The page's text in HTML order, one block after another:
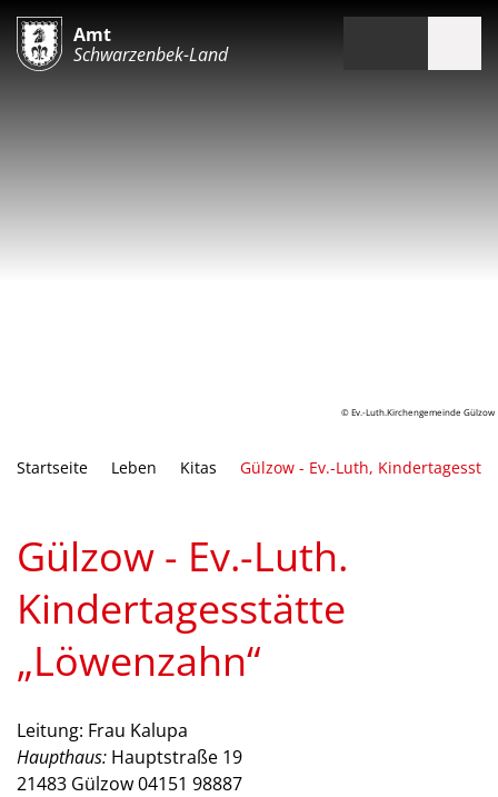
Amt
Schwarzenbek-Land
© Ev.-Luth.Kirchengemeinde Gülzow
Startseite Leben Kitas Gülzow - Ev.-Luth,
Gülzow - Ev.-Luth.
Kindertagesstätte
„Löwenzahn“
Leitung: Frau Kalupa
Haupthaus: Hauptstraße 19
21483 Gülzow 04151 98887